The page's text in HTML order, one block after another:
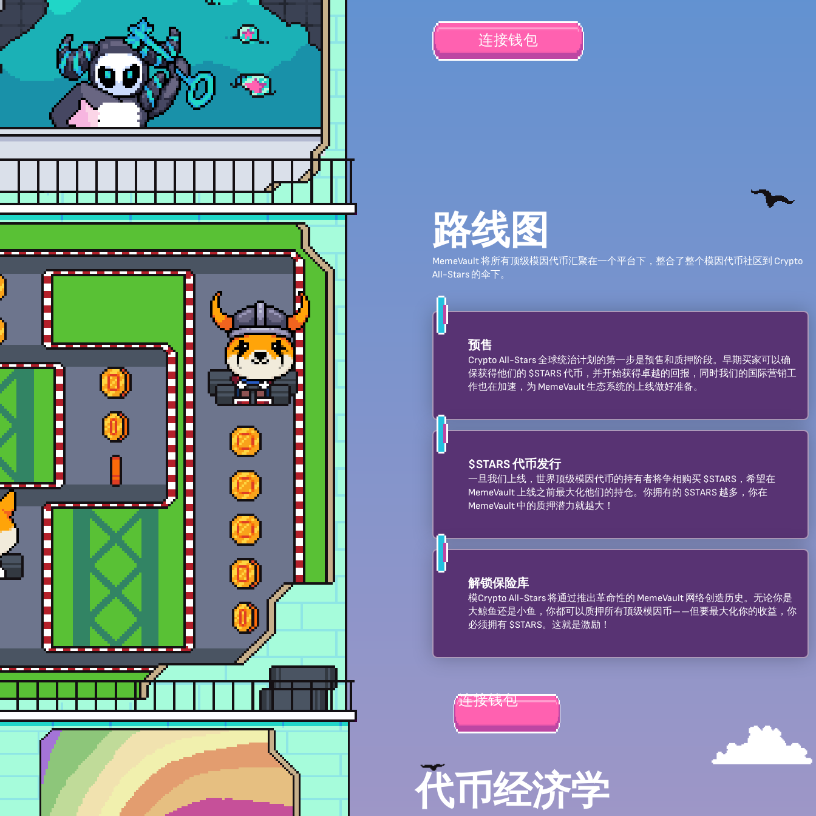
连接钱包
路线图
MemeVault 将所有顶级模因代币汇聚在一个平台下，整合了整个模因代币社区到 Crypto
All-Stars 的伞下。
预售
Crypto All-Stars 全球统治计划的第一步是预售和质押阶段。早期买家可以确
保获得他们的 $STARS 代币，并开始获得卓越的回报，同时我们的国际营销工
作也在加速，为 MemeVault 生态系统的上线做好准备。
$STARS 代币发行
一旦我们上线，世界顶级模因代币的持有者将争相购买 $STARS，希望在
MemeVault 上线之前最大化他们的持仓。你拥有的 $STARS 越多，你在
MemeVault 中的质押潜力就越大！
解锁保险库
模Crypto All-Stars 将通过推出革命性的 MemeVault 网络创造历史。无论你是
大鲸鱼还是小鱼，你都可以质押所有顶级模因币——但要最大化你的收益，你
必须拥有 $STARS。这就是激励！
连接钱包
代币经济学